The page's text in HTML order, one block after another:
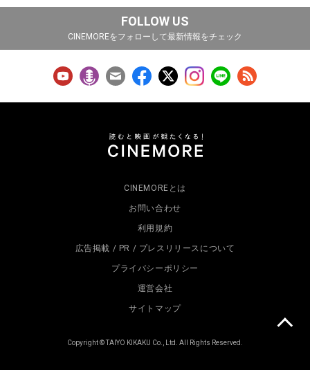
FOLLOW US
CINEMOREをフォローして最新情報をチェック
CINEMOREとは
お問い合わせ
利用規約
広告掲載 / PR / プレスリリースについて
プライバシーポリシー
運営会社
サイトマップ
Copyright © TAIYO KIKAKU Co., Ltd. All Rights Reserved.